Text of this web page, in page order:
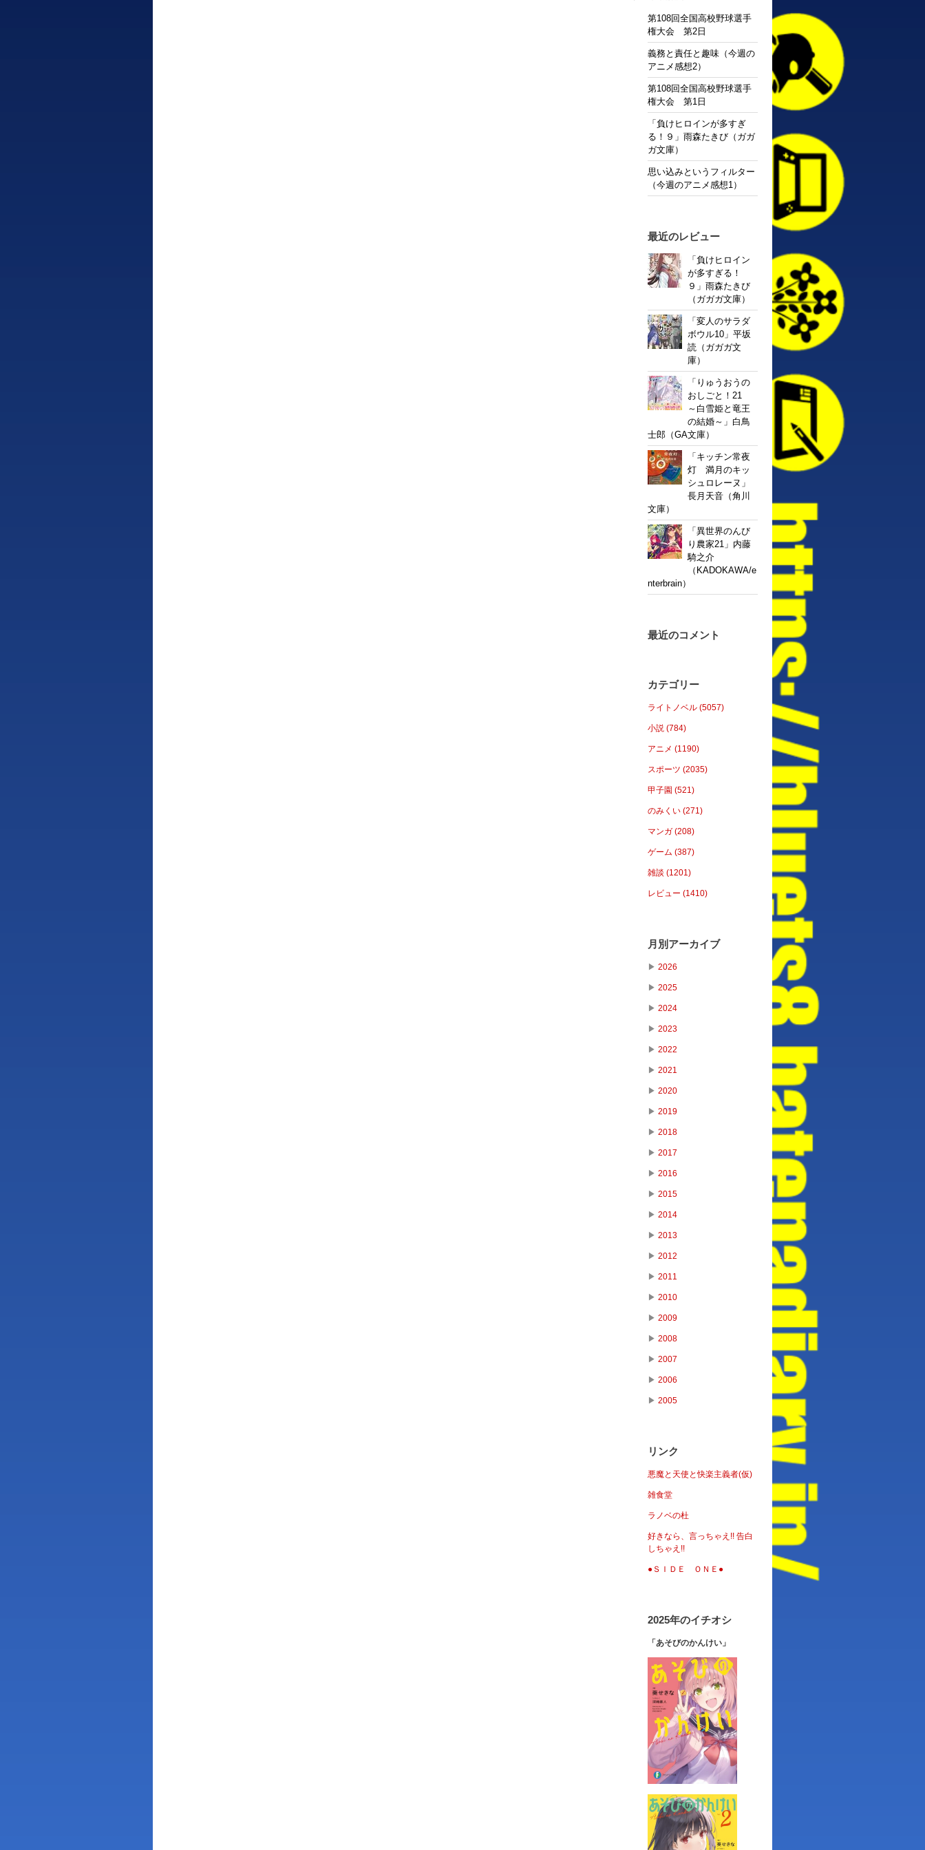
第108回全国高校野球選手
権大会 第2日
義務と責任と趣味（今週の
アニメ感想2）
第108回全国高校野球選手
権大会 第1日
「負けヒロインが多すぎ
る！９」雨森たきび（ガガ
ガ文庫）
思い込みというフィルター
（今週のアニメ感想1）
最近のレビュー
「負けヒロイン
が多すぎる！
９」雨森たきび
（ガガガ文庫）
「変人のサラダ
ボウル10」平坂
読（ガガガ文
庫）
「りゅうおうの
おしごと！21
～白雪姫と竜王
の結婚～」白鳥
士郎（GA文庫）
「キッチン常夜
灯 満月のキッ
シュロレーヌ」
長月天音（角川
文庫）
「異世界のんび
り農家21」内藤
騎之介
（KADOKAWA/e
nterbrain）
最近のコメント
カテゴリー
ライトノベル (5057)
小説 (784)
アニメ (1190)
スポーツ (2035)
甲子園 (521)
のみくい (271)
マンガ (208)
ゲーム (387)
雑談 (1201)
レビュー (1410)
月別アーカイブ
▶ 2026
▶ 2025
▶ 2024
▶ 2023
▶ 2022
▶ 2021
▶ 2020
▶ 2019
▶ 2018
▶ 2017
▶ 2016
▶ 2015
▶ 2014
▶ 2013
▶ 2012
▶ 2011
▶ 2010
▶ 2009
▶ 2008
▶ 2007
▶ 2006
▶ 2005
リンク
悪魔と天使と快楽主義者(仮)
雑食堂
ラノベの杜
好きなら、言っちゃえ!! 告白
しちゃえ!!
●ＳＩＤＥ ＯＮＥ●
2025年のイチオシ
「あそびのかんけい」